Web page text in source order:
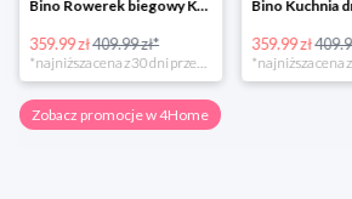
Bino Rowerek biegowy Krecik
359.99 zł409.99 zł* 359.99 zł
Zobacz promocje w 4Home